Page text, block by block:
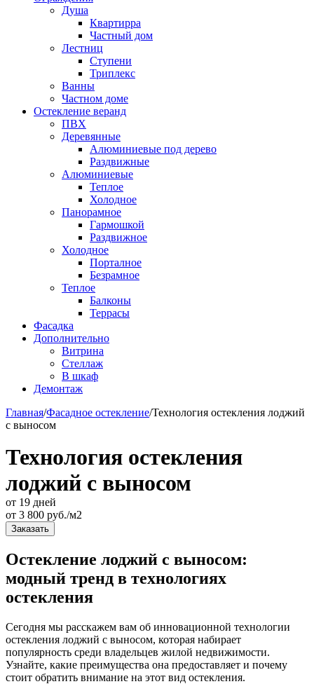
Душа
Квартирра
Частный дом
Лестниц
Ступени
Триплекс
Ванны
Частном доме
Остекление веранд
ПВХ
Деревянные
Алюминиевые под дерево
Раздвижные
Алюминиевые
Теплое
Холодное
Панорамное
Гармошкой
Раздвижное
Холодное
Порталное
Безрамное
Теплое
Балконы
Террасы
Фасадка
Дополнительно
Витрина
Стеллаж
В шкаф
Демонтаж
Главная/Фасадное остекление/Технология остекления лоджий
с выносом
Технология остекления
лоджий с выносом
от 19 дней
от 3 800 руб./м2
Заказать
Остекление лоджий с выносом:
модный тренд в технологиях
остекления
Сегодня мы расскажем вам об инновационной технологии
остекления лоджий с выносом, которая набирает
популярность среди владельцев жилой недвижимости.
Узнайте, какие преимущества она предоставляет и почему
стоит обратить внимание на этот вид остекления.